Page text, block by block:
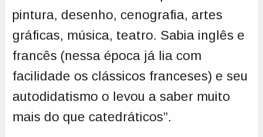
pintura, desenho, cenografia, artes
gráficas, música, teatro. Sabia inglês e
francês (nessa época já lia com
facilidade os clássicos franceses) e seu
autodidatismo o levou a saber muito
mais do que catedráticos”.